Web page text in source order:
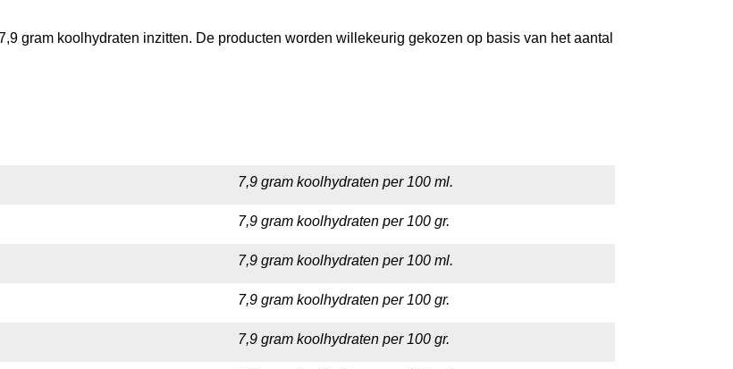
gram koolhydraten inzitten. De producten worden willekeurig gekozen op basis van het aantal
7,9 gram koolhydraten per 100 ml.
7,9 gram koolhydraten per 100 gr.
7,9 gram koolhydraten per 100 ml.
7,9 gram koolhydraten per 100 gr.
7,9 gram koolhydraten per 100 gr.